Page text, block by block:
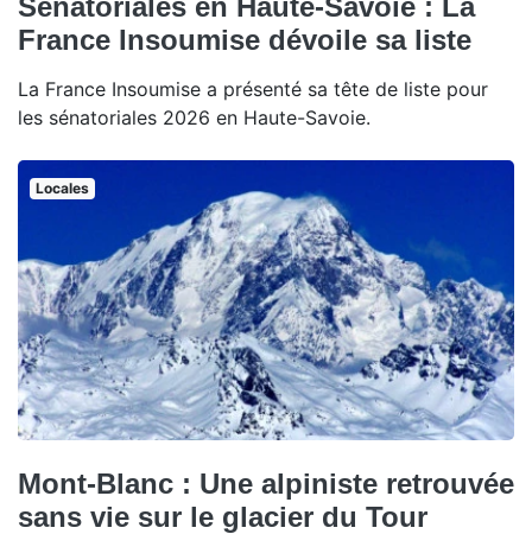
Sénatoriales en Haute-Savoie : La
France Insoumise dévoile sa liste
La France Insoumise a présenté sa tête de liste pour
les sénatoriales 2026 en Haute-Savoie.
Locales
Mont-Blanc : Une alpiniste retrouvée
sans vie sur le glacier du Tour